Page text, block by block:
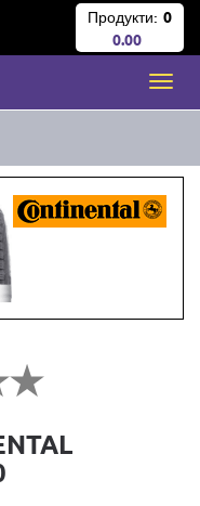
Продукти: 0
0.00